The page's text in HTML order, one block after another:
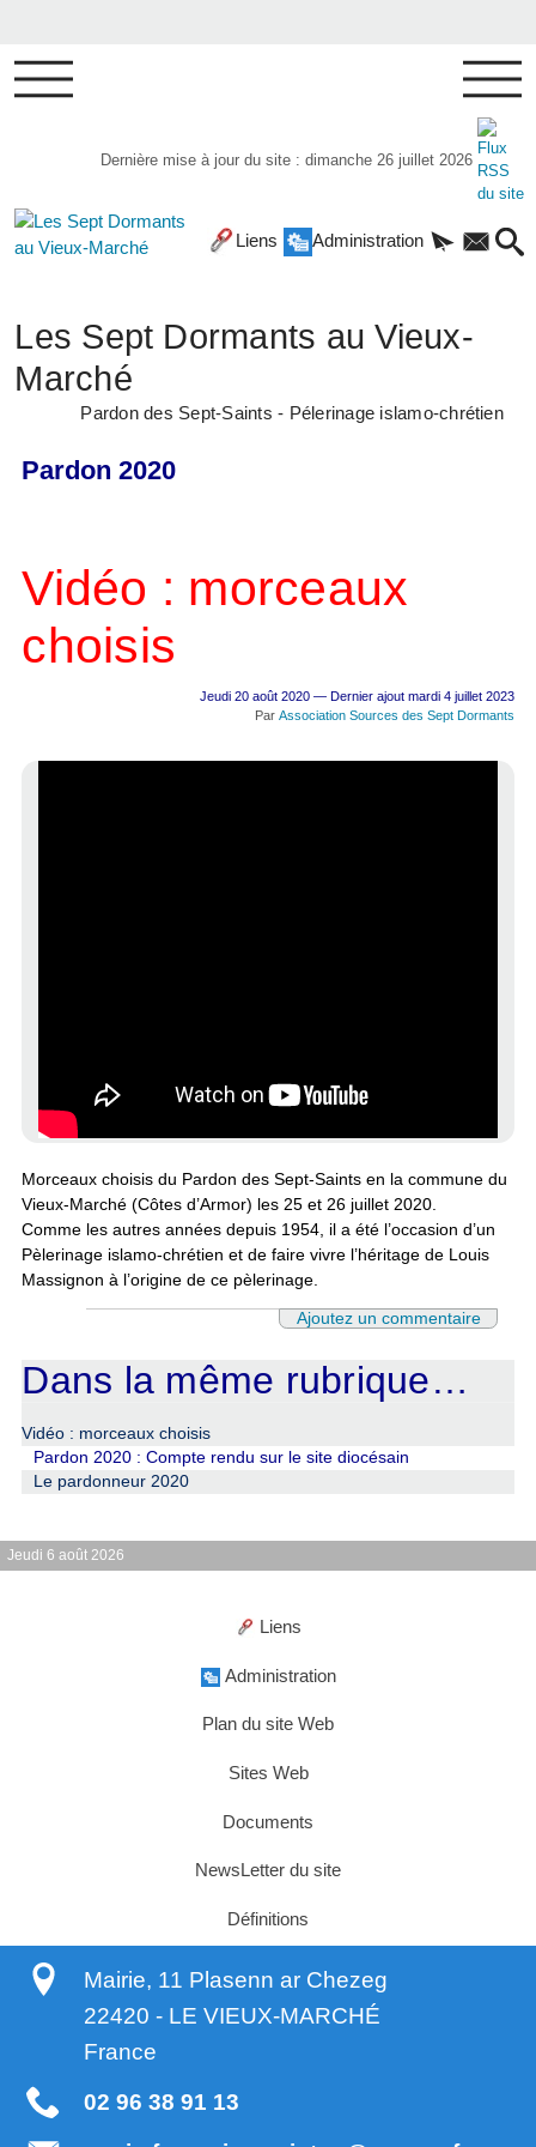
Dernière mise à jour du site : dimanche 26 juillet 2026
Liens Administration
Les Sept Dormants au Vieux-
Marché
Pardon des Sept-Saints - Pélerinage islamo-chrétien
Pardon 2020
Vidéo : morceaux
choisis
Jeudi 20 août 2020 — Dernier ajout mardi 4 juillet 2023
Par Association Sources des Sept Dormants
Morceaux choisis du Pardon des Sept-Saints en la commune du
Vieux-Marché (Côtes d’Armor) les 25 et 26 juillet 2020.
Comme les autres années depuis 1954, il a été l’occasion d’un
Pèlerinage islamo-chrétien et de faire vivre l’héritage de Louis
Massignon à l’origine de ce pèlerinage.
Ajoutez un commentaire
Dans la même rubrique…
Vidéo : morceaux choisis
Pardon 2020 : Compte rendu sur le site diocésain
Le pardonneur 2020
Jeudi 6 août 2026
Liens
Administration
Plan du site Web
Sites Web
Documents
NewsLetter du site
Définitions
Mairie, 11 Plasenn ar Chezeg
22420 - LE VIEUX-MARCHÉ
France
02 96 38 91 13